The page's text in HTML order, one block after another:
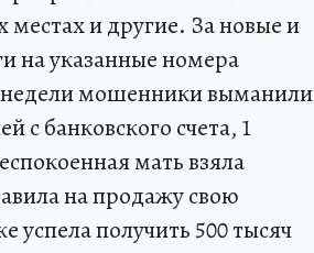
и другие. За новые и
на указанные номера
недели мошенники выманили
с банковского счета, 1
мать взяла
на продажу свою
успела получить 500 тысяч